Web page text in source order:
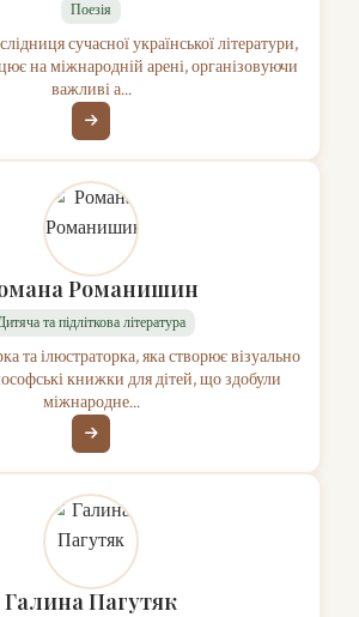
Поезія
сучасної української літератури,
на міжнародній арені, організовуючи
важливі а...
Романишин
та підліткова література
та ілюстраторка, яка створює візуально
книжки для дітей, що здобули
міжнародне...
Галина Пагутяк